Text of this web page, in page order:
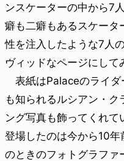
ンスケーターの中から7
癖も二癖もあるスケータ
性を注入したような7人
ヴィッドなページにして
表紙はPalaceのライ
も知られるルシアン・ク
ング写真も飾ってくれ
登場したのは今から10
のときのフォトグラファ